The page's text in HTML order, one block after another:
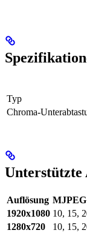
Typ
Chroma-
Unterstützte
Auflösung
1920x1080 10, 15,
1280x720
10, 15,